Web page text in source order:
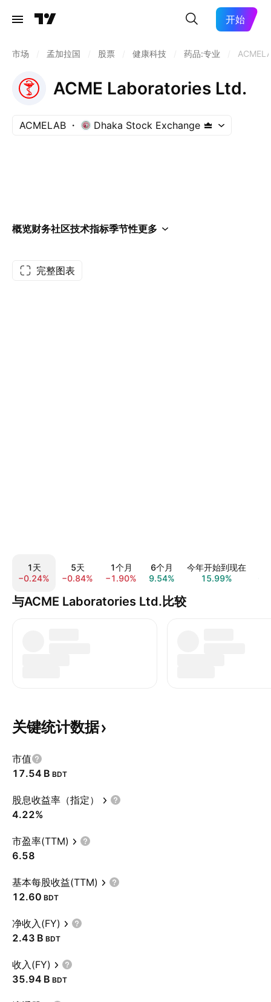
开始
市场 孟加拉国 股票 健康科技 药品:专业
ACME Laboratories Ltd.
ACMELAB Dhaka Stock Exchange
概览财务社区技术指标季节性更多
完整图表
1天
−0.24%
5天
−0.84%
1个月
−1.90%
6个月
9.54%
今年开始到现在
15.99%
与ACME Laboratories Ltd.比较
关键统计数据
市值
‪17.54 B‬ BDT
股息收益率（指定）
4.22%
市盈率(TTM)
6.58
基本每股收益(TTM)
12.60 BDT
净收入(FY)
‪2.43 B‬ BDT
收入(FY)
‪35.94 B‬ BDT